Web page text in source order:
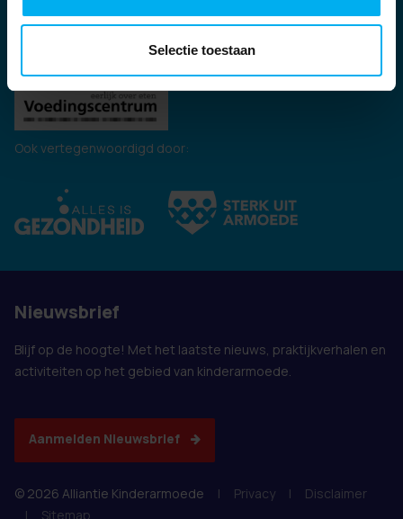
Selectie toestaan
Ook vertegenwoordigd door:
Nieuwsbrief
Blijf op de hoogte! Met het laatste nieuws, praktijkverhalen en
activiteiten op het gebied van kinderarmoede.
Aanmelden Nieuwsbrief
© 2026 Alliantie Kinderarmoede | Privacy |
Disclaimer
|
Sitemap